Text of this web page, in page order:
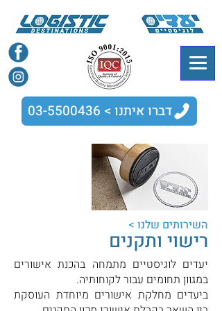
דברו איתנו > 03-5500436
השירותים שלנו >
רישוי ותקנים
יעדים לוגיסטיים מתמחה בהכנת אישורים
במגוון תחומים עבור לקוחותיה.
ביעדים מחלקת אישורים מיוחדת העוסקת